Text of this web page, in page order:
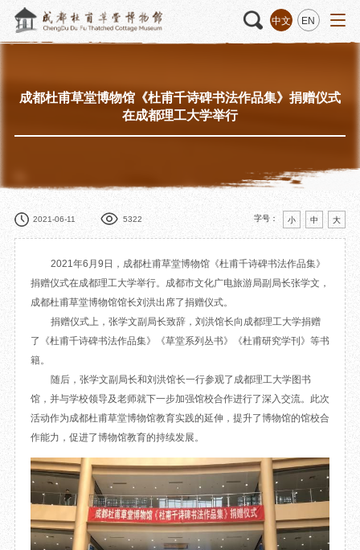
中文 EN
请
“人日游草堂”系列文化活动
数字资源
捐赠名录
文创 杜甫草堂文创馆
数字文创
IP授权
草堂艺术中心
文创咨询
景点 正门
诗史堂
柴门
工部祠
少陵草堂碑亭
茅屋景区
唐代遗址
红墙花径
草堂影壁
大雅堂
成都杜甫草堂博物馆《杜甫千诗碑书法作品集》捐赠仪式
在成都理工大学举行
2021-06-11 5322 字号： 小 中 大
2021年6月9日，成都杜甫草堂博物馆《杜甫千诗碑书法作品集》
捐赠仪式在成都理工大学举行。成都市文化广电旅游局副局长张学文，
成都杜甫草堂博物馆馆长刘洪出席了捐赠仪式。
捐赠仪式上，张学文副局长致辞，刘洪馆长向成都理工大学捐赠
了《杜甫千诗碑书法作品集》《草堂系列丛书》《杜甫研究学刊》等书
籍。
随后，张学文副局长和刘洪馆长一行参观了成都理工大学图书
馆，并与学校领导及老师就下一步加强馆校合作进行了深入交流。此次
活动作为成都杜甫草堂博物馆教育实践的延伸，提升了博物馆的馆校合
作能力，促进了博物馆教育的持续发展。